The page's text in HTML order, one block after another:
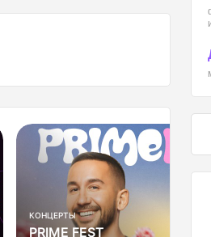
ВСТРЕЧИ
YKT GEEK FEST